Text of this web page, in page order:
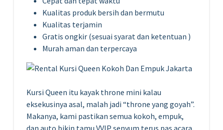
Kualitas produk bersih dan bermutu
Kualitas terjamin
Gratis ongkir (sesuai syarat dan ketentuan )
Murah aman dan terpercaya
Kursi Queen itu kayak throne mini kalau
eksekusinya asal, malah jadi “throne yang goyah”.
Makanya, kami pastikan semua kokoh, empuk,
dan auto bikin tamu VVIP senyum terus pas acara.